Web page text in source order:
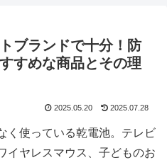
ブランドで十分！防
すめな商品とその理
2025.05.20 2025.07.28
く使っている乾電池。テレビ
イヤレスマウス、子どものお